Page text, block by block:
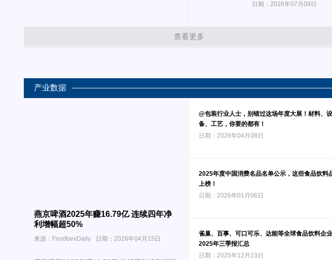
日期：2026年07月09日
查看更多
产业数据
燕京啤酒2025年赚16.79亿 连续四年净
利增幅超50%
来源：FoodbevDaily 日期：2026年04月15日
@包装行业人士，别错过这场年度大展！材料、设
备、工艺，你要的都有！
日期：2026年04月08日
2025年度中国消费名品名单公示，这些食品饮料
上榜！
日期：2026年01月06日
雀巢、百事、可口可乐、达能等全球食品饮料企业
2025年三季报汇总
日期：2025年12月23日